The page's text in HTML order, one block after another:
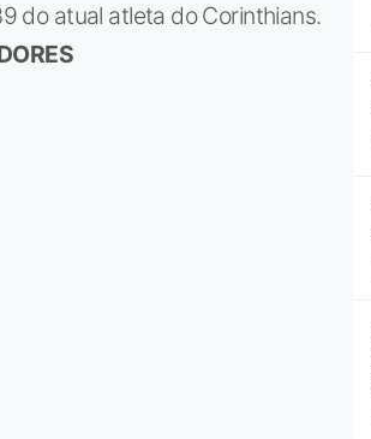
do atual atleta do Corinthians.